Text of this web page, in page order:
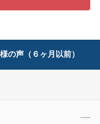
の声（６ヶ月以前）